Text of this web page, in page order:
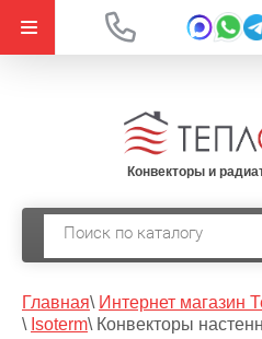
Конвекторы и
Главная\ Интернет магазин
\ Isoterm\ Конвекторы